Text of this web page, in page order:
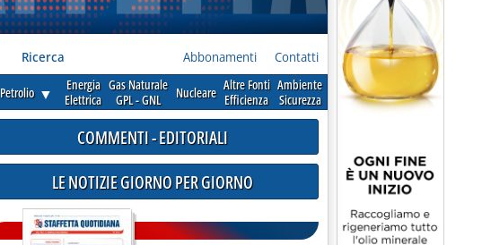
Ricerca Abbonamenti Contatti
Petrolio ▼
Energia
Elettrica
Gas Naturale
GPL - GNL
Nucleare Altre Fonti
Efficienza
Ambiente
Sicurezza
COMMENTI - EDITORIALI
LE NOTIZIE GIORNO PER GIORNO